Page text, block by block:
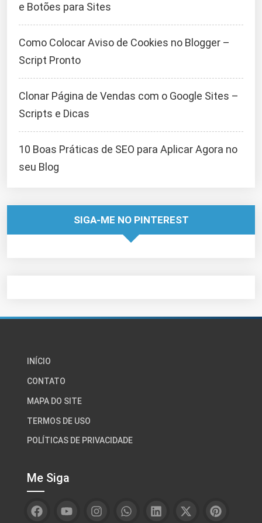
e Botões para Sites
Como Colocar Aviso de Cookies no Blogger –
Script Pronto
Clonar Página de Vendas com o Google Sites –
Scripts e Dicas
10 Boas Práticas de SEO para Aplicar Agora no
seu Blog
SIGA-ME NO PINTEREST
INÍCIO
CONTATO
MAPA DO SITE
TERMOS DE USO
POLÍTICAS DE PRIVACIDADE
Me Siga